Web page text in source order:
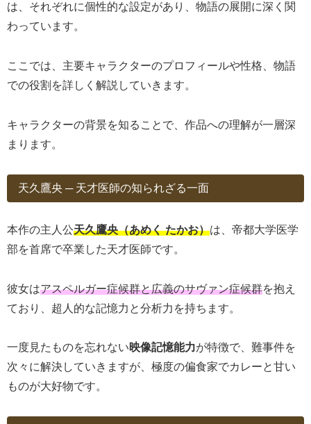
は、それぞれに個性的な設定があり、物語の展開に深く関
わっています。
ここでは、主要キャラクターのプロフィールや性格、物語
での役割を詳しく解説していきます。
キャラクターの背景を知ることで、作品への理解が一層深
まります。
天久鷹央 ─ 天才医師の知られざる一面
本作の主人公天久鷹央（あめく たかお）は、帝都大学医学
部を首席で卒業した天才医師です。
彼女はアスペルガー症候群と広義のサヴァン症候群を抱え
ており、超人的な記憶力と分析力を持ちます。
一度見たものを忘れない映像記憶能力が特徴で、難事件を
次々に解決していきますが、極度の偏食家でカレーと甘い
ものが大好物です。